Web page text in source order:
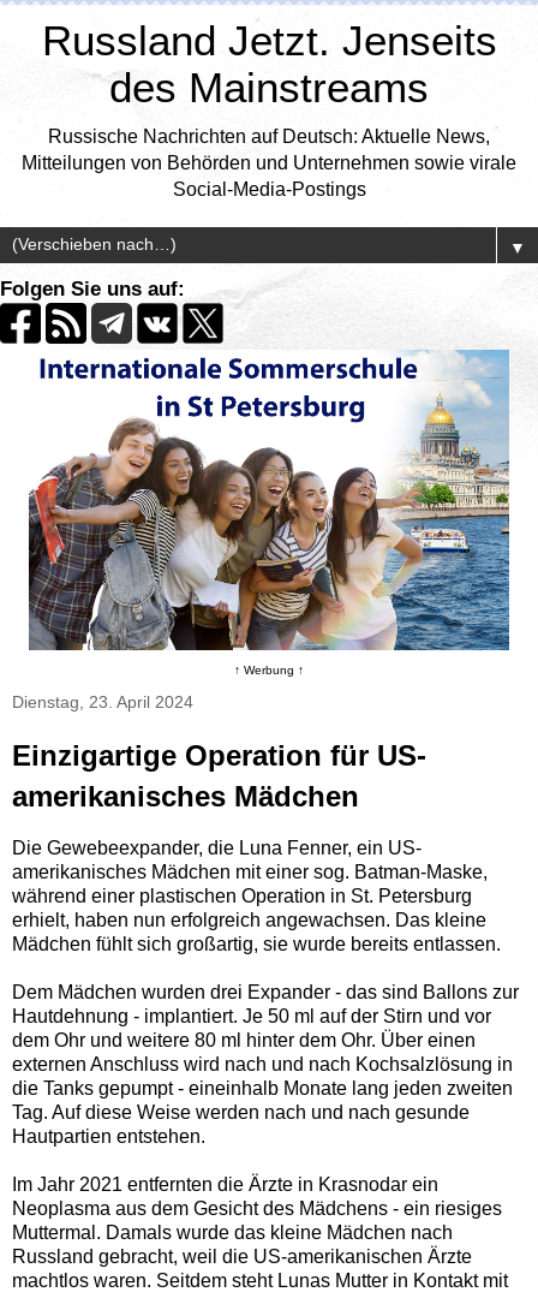
Russland Jetzt. Jenseits
des Mainstreams
Russische Nachrichten auf Deutsch: Aktuelle News,
Mitteilungen von Behörden und Unternehmen sowie virale
Social-Media-Postings
▼
Folgen Sie uns auf:
↑ Werbung ↑
Dienstag, 23. April 2024
Einzigartige Operation für US-
amerikanisches Mädchen
Die Gewebeexpander, die Luna Fenner, ein US-
amerikanisches Mädchen mit einer sog. Batman-Maske,
während einer plastischen Operation in St. Petersburg
erhielt, haben nun erfolgreich angewachsen. Das kleine
Mädchen fühlt sich großartig, sie wurde bereits entlassen.
Dem Mädchen wurden drei Expander - das sind Ballons zur
Hautdehnung - implantiert. Je 50 ml auf der Stirn und vor
dem Ohr und weitere 80 ml hinter dem Ohr. Über einen
externen Anschluss wird nach und nach Kochsalzlösung in
die Tanks gepumpt - eineinhalb Monate lang jeden zweiten
Tag. Auf diese Weise werden nach und nach gesunde
Hautpartien entstehen.
Im Jahr 2021 entfernten die Ärzte in Krasnodar ein
Neoplasma aus dem Gesicht des Mädchens - ein riesiges
Muttermal. Damals wurde das kleine Mädchen nach
Russland gebracht, weil die US-amerikanischen Ärzte
machtlos waren. Seitdem steht Lunas Mutter in Kontakt mit